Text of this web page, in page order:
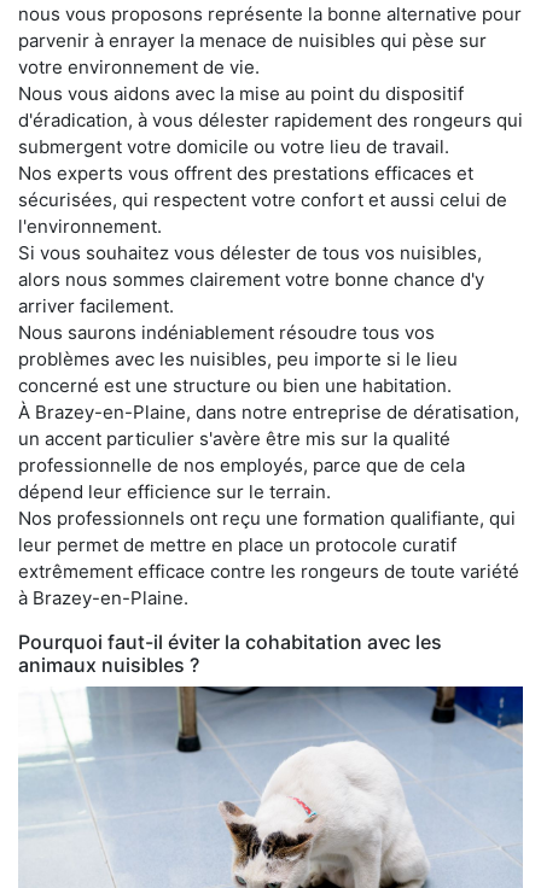
nous vous proposons représente la bonne alternative pour
parvenir à enrayer la menace de nuisibles qui pèse sur
votre environnement de vie.
Nous vous aidons avec la mise au point du dispositif
d'éradication, à vous délester rapidement des rongeurs qui
submergent votre domicile ou votre lieu de travail.
Nos experts vous offrent des prestations efficaces et
sécurisées, qui respectent votre confort et aussi celui de
l'environnement.
Si vous souhaitez vous délester de tous vos nuisibles,
alors nous sommes clairement votre bonne chance d'y
arriver facilement.
Nous saurons indéniablement résoudre tous vos
problèmes avec les nuisibles, peu importe si le lieu
concerné est une structure ou bien une habitation.
À Brazey-en-Plaine, dans notre entreprise de dératisation,
un accent particulier s'avère être mis sur la qualité
professionnelle de nos employés, parce que de cela
dépend leur efficience sur le terrain.
Nos professionnels ont reçu une formation qualifiante, qui
leur permet de mettre en place un protocole curatif
extrêmement efficace contre les rongeurs de toute variété
à Brazey-en-Plaine.
Pourquoi faut-il éviter la cohabitation avec les
animaux nuisibles ?